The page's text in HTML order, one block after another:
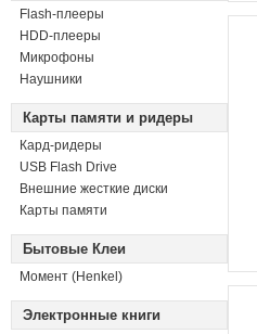
Flash-плееры
HDD-плееры
Микрофоны
Наушники
Карты памяти и ридеры
Кард-ридеры
USB Flash Drive
Внешние жесткие диски
Карты памяти
Бытовые Клеи
Момент (Henkel)
Электронные книги